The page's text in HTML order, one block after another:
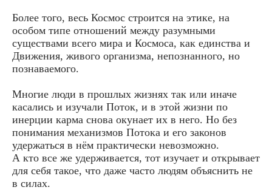
Более того, весь Космос строится на этике, на
особом типе отношений между разумными
существами всего мира и Космоса, как единства и
Движения, живого организма, непознанного, но
познаваемого.
Многие люди в прошлых жизнях так или иначе
касались и изучали Поток, и в этой жизни по
инерции карма снова окунает их в него. Но без
понимания механизмов Потока и его законов
удержаться в нём практически невозможно.
А кто все же удерживается, тот изучает и открывает
для себя такое, что даже часто людям объяснить не
в силах.